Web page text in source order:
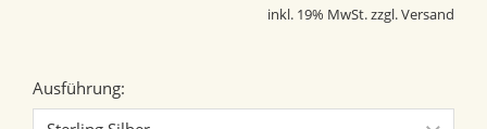
inkl. 19% MwSt. zzgl. Versand
Ausführung: